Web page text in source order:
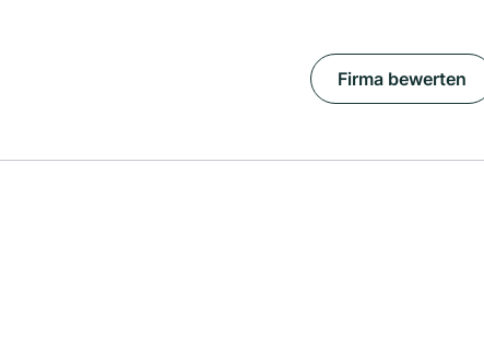
Firma bewerten